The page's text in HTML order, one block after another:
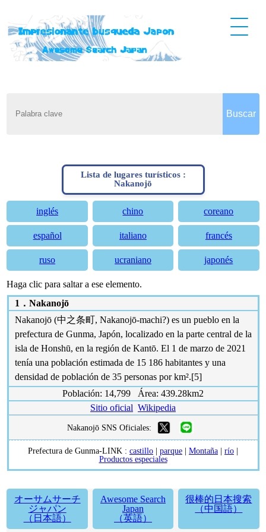
Lista de lugares turísticos :
Nakanojō
inglés chino coreano
español italiano francés
ruso ucraniano japonés
Haga clic para saltar a ese elemento.
1． Nakanojō
Nakanojō (中之条町, Nakanojō-machi?) es un pueblo en la
prefectura de Gunma, Japón, localizado en la parte central de la
isla de Honshū, en la región de Kantō. El 1 de marzo de 2021
tenía una población estimada de 15 186 habitantes y una
densidad de población de 35 personas por km².[5]​
Población: 14,799 Área: 439.28km2
Sitio oficial Wikipedia
Nakanojō SNS Oficiales:
Prefectura de Gunma-LINK : castillo | parque | Montaña | río |
Productos especiales
オーサムサーチ
ジャパン
（日本語）
Awesome Search
Japan
（英語）
很棒的日本搜索
（中国語）